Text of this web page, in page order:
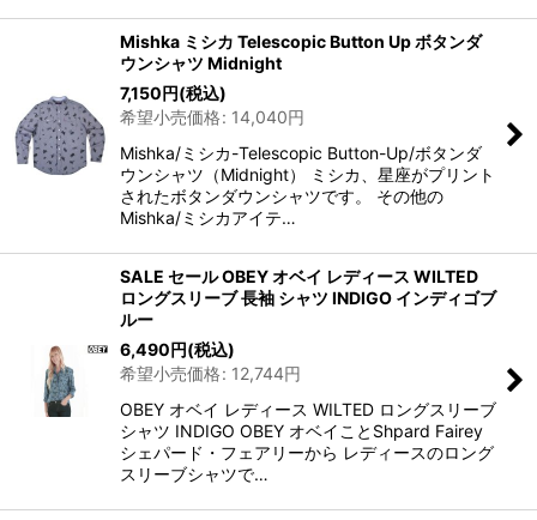
Mishka ミシカ Telescopic Button Up ボタンダ
ウンシャツ Midnight
7,150円(税込)
希望小売価格: 14,040円
Mishka/ミシカ-Telescopic Button-Up/ボタンダ
ウンシャツ（Midnight） ミシカ、星座がプリント
されたボタンダウンシャツです。 その他の
Mishka/ミシカアイテ…
SALE セール OBEY オベイ レディース WILTED
ロングスリーブ 長袖 シャツ INDIGO インディゴブ
ルー
6,490円(税込)
希望小売価格: 12,744円
OBEY オベイ レディース WILTED ロングスリーブ
シャツ INDIGO OBEY オベイことShpard Fairey
シェパード・フェアリーから レディースのロング
スリーブシャツで…